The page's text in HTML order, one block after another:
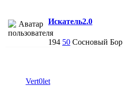
Искатель2.0
194 50 Сосновый Бор
Vert0let